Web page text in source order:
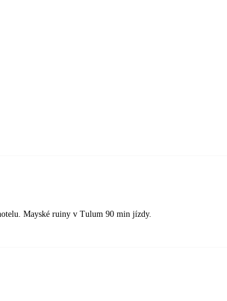
Mayské ruiny v Tulum 90 min jízdy.